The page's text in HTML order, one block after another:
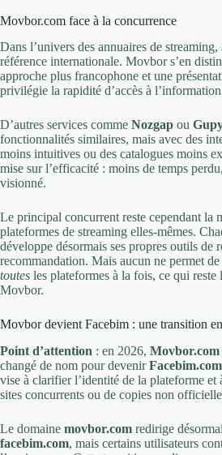
Movbor.com face à la concurrence
Dans l’univers des annuaires de streaming,
référence internationale. Movbor s’en
approche plus francophone et une
privilégie la rapidité d’accès à
D’autres services comme Nozgap ou
fonctionnalités similaires, mais avec des
moins intuitives ou des catalogues moins
mise sur l’efficacité : moins de temps
visionné.
Le principal concurrent reste cependant la
plateformes de streaming elles-mêmes.
développe désormais ses propres outils de
recommandation. Mais aucun ne permet
toutes les plateformes à la fois, ce qui reste
Movbor.
Movbor devient Facebim : une transition
Point d’attention : en 2026, Movbor.com
changé de nom pour devenirFacebim.com
vise à clarifier l’identité de la plateforme et
sites concurrents ou de copies non
Le domaine movbor.com redirige
facebim.com, mais certains utilisateurs